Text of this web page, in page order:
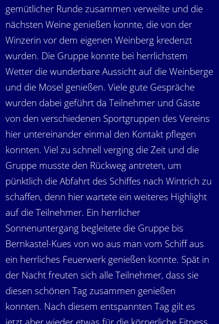
gemütlicher Runde zusammen verweilte und die
nächsten Weine genießen konnte, die von der
Winzerin vor dem eigenen Weinberg kredenzt
wurden. Die Gruppe konnte bei herrlichstem
Wetter die wunderbare Aussicht auf die Weinberge
und die Mosel genießen. Viele gute Gespräche
wurden dabei geführt da Teilnehmer und Gäste
von den verschiedenen Sportgruppen des Vereins
hier untereinander einmal den Kontakt pflegen
konnten. Viel zu schnell verging die Zeit und die
Gruppe musste den Rückweg antreten, um
pünktlich die Abfahrt des Schiffes nach Wintrich zu
schaffen, denn hier wartete ein weiteres Highlight
auf die Teilnehmer. Ein herrlicher
Sonnenuntergang begleitete die Gruppe bis
Bernkastel-Kues von wo aus man vom Schiff aus
ein herrliches Feuerwerk genießen konnte. Spät in
der Nacht freuten sich alle Teilnehmer, dass sie
diesen schönen Tag zusammen genießen
konnten. Nach diesem entspannten Tag gilt es